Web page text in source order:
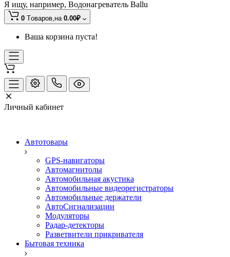
Я ищу, например, Водонагреватель Ballu
0 Tоваров,на 0.00₽
Ваша корзина пуста!
Личный кабинет
Автотовары
GPS-навигаторы
Автомагнитолы
Автомобильная акустика
Автомобильные видеорегистраторы
Автомобильные держатели
АвтоСигнализации
Модуляторы
Радар-детекторы
Разветвители прикривателя
Бытовая техника